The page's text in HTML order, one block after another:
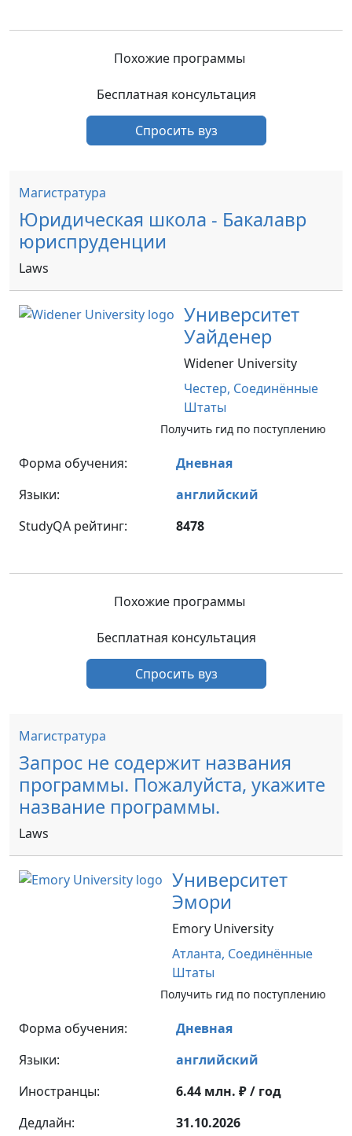
Похожие программы
Бесплатная консультация
Спросить вуз
Магистратура
Юридическая школа - Бакалавр
юриспруденции
Laws
Университет
Уайденер
Widener University
Честер, Соединённые
Штаты
Получить гид по поступлению
Форма обучения:
Дневная
Языки:
английский
StudyQA рейтинг:
8478
Похожие программы
Бесплатная консультация
Спросить вуз
Магистратура
Запрос не содержит названия
программы. Пожалуйста, укажите
название программы.
Laws
Университет
Эмори
Emory University
Атланта, Соединённые
Штаты
Получить гид по поступлению
Форма обучения:
Дневная
Языки:
английский
Иностранцы:
6.44 млн. ₽ / год
Дедлайн:
31.10.2026